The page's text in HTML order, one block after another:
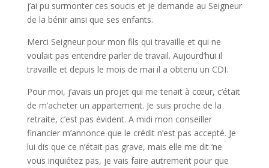
j’ai pu surmonter ces soucis et je demande au Seigneur
de la bénir ainsi que ses enfants.
Merci Seigneur pour mon fils qui travaille et qui ne
voulait pas entendre parler de travail. Aujourd’hui il
travaille et depuis le mois de mai il a obtenu un CDI.
Pour moi, j’avais un projet qui me tenait à cœur, c’était
de m’acheter un appartement. Je suis proche de la
retraite, c’est pas évident. A midi mon conseiller
financier m’annonce que le crédit n’est pas accepté. Je
lui dis que ce n’était pas grave, mais elle me dit ‘ne
vous inquiétez pas, je vais faire autrement pour que